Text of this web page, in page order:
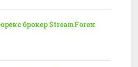
брокер StreamForex